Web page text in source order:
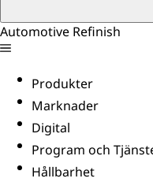
Automotive Refinish
Produkter
Marknader
Digital
Program och
Hållbarhet